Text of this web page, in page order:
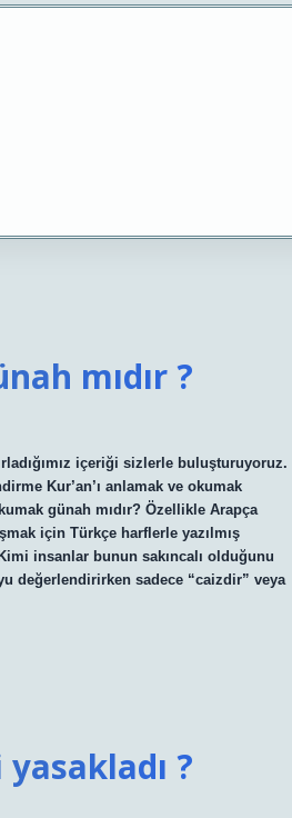
mıdır ?
içeriği sizlerle buluşturuyoruz.
Kur’an’ı anlamak ve okumak
günah mıdır? Özellikle Arapça
için Türkçe harflerle yazılmış
insanlar bunun sakıncalı olduğunu
değerlendirirken sadece “caizdir” veya
?